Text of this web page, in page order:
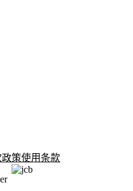
策使用条款